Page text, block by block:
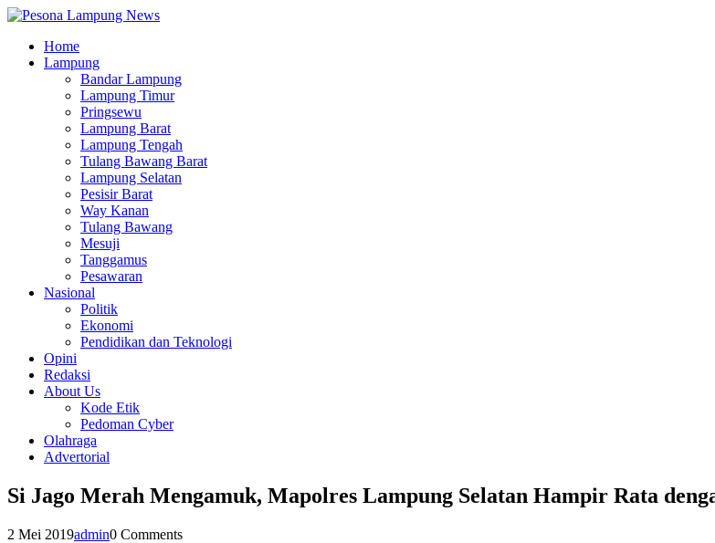
Home
Lampung
Bandar Lampung
Lampung Timur
Pringsewu
Lampung Barat
Lampung Tengah
Tulang Bawang Barat
Lampung Selatan
Pesisir Barat
Way Kanan
Tulang Bawang
Mesuji
Tanggamus
Pesawaran
Nasional
Politik
Ekonomi
Pendidikan dan Teknologi
Opini
Redaksi
About Us
Kode Etik
Pedoman Cyber
Olahraga
Advertorial
Si Jago Merah Mengamuk, Mapolres Lampung Selatan Hampir Rata
2 Mei 2019admin0 Comments